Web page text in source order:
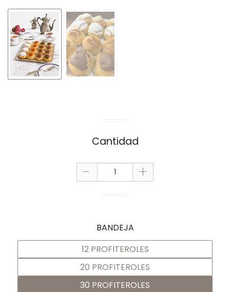
Cantidad
+
-
BANDEJA
12 PROFITEROLES
20 PROFITEROLES
30 PROFITEROLES